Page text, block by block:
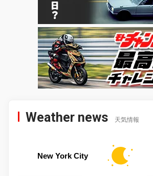
Weather news 天気情報
New York City